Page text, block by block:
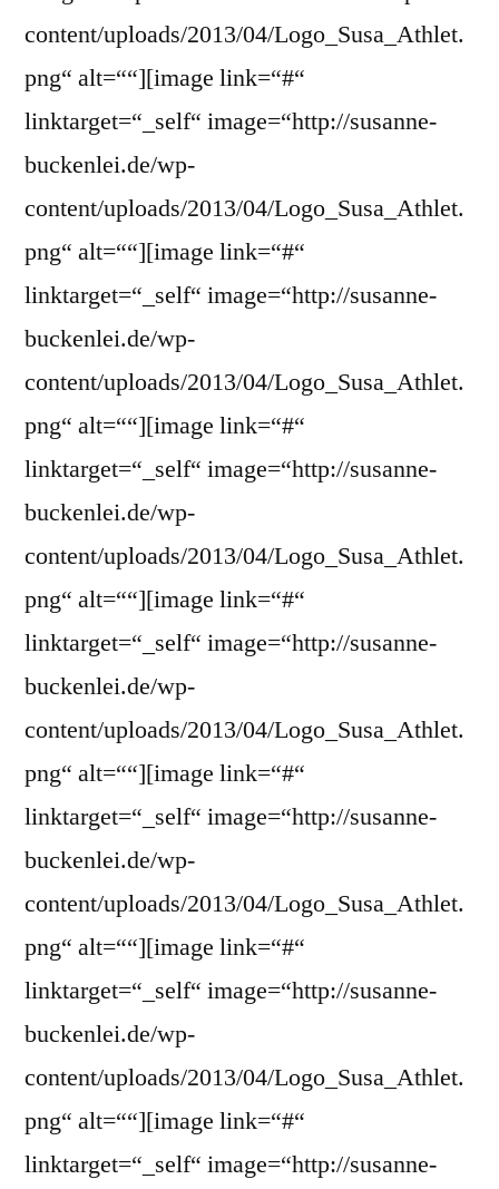
content/uploads/2013/04/Logo_Susa_Athlet.
png“ alt=““][image link=“#“
linktarget=“_self“ image=“http://susanne-
buckenlei.de/wp-
content/uploads/2013/04/Logo_Susa_Athlet.
png“ alt=““][image link=“#“
linktarget=“_self“ image=“http://susanne-
buckenlei.de/wp-
content/uploads/2013/04/Logo_Susa_Athlet.
png“ alt=““][image link=“#“
linktarget=“_self“ image=“http://susanne-
buckenlei.de/wp-
content/uploads/2013/04/Logo_Susa_Athlet.
png“ alt=““][image link=“#“
linktarget=“_self“ image=“http://susanne-
buckenlei.de/wp-
content/uploads/2013/04/Logo_Susa_Athlet.
png“ alt=““][image link=“#“
linktarget=“_self“ image=“http://susanne-
buckenlei.de/wp-
content/uploads/2013/04/Logo_Susa_Athlet.
png“ alt=““][image link=“#“
linktarget=“_self“ image=“http://susanne-
buckenlei.de/wp-
content/uploads/2013/04/Logo_Susa_Athlet.
png“ alt=““][image link=“#“
linktarget=“_self“ image=“http://susanne-